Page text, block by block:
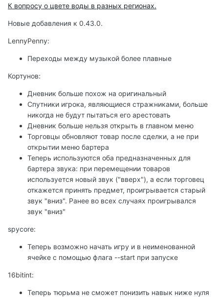
К вопросу о цвете воды в разных регионах.
Новые добавления к 0.43.0.
LennyPenny:
Переходы между музыкой более плавные
Кортунов:
Дневник больше похож на оригинальный
Спутники игрока, являющиеся стражниками, больше
никогда не будут пытаться его арестовать
Дневник больше нельзя открыть в главном меню
Торговцы обновляют товар после сделки, а не при
открытии меню бартера
Теперь используются оба предназначенных для
бартера звука: при перемещении товаров
используется новый звук ("вверх"), а если торговец
откажется принять предмет, проигрывается старый
звук "вниз". Ранее во всех случаях проигрывался
звук "вниз"
spycore:
Теперь возможно начать игру и в неименованной
ячейке с помощью флага --start при запуске
16bitint:
Теперь тюрьма не сможет понизить навык ниже нуля